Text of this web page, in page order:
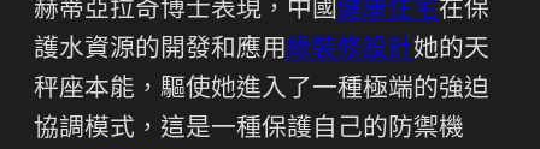
赫蒂亞拉奇博士表現，中國健康住宅在保
護水資源的開發和應用綠裝修設計她的天
秤座本能，驅使她進入了一種極端的強迫
協調模式，這是一種保護自己的防禦機